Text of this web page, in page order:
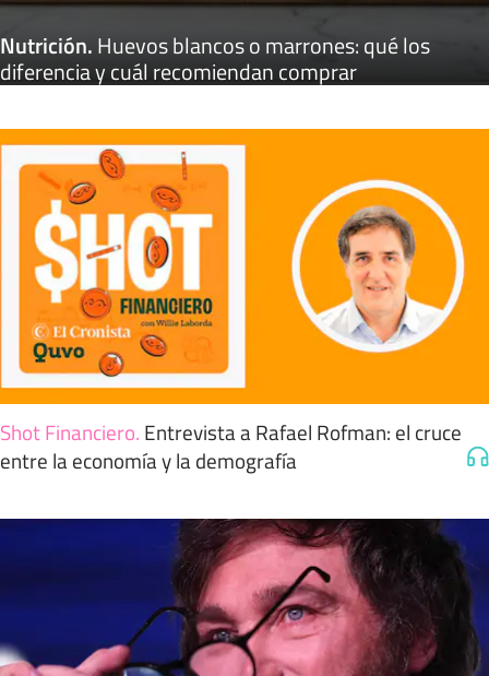
Nutrición.Huevos blancos o marrones: qué los
diferencia y cuál recomiendan comprar
Shot Financiero. Entrevista a Rafael Rofman: el cruce
entre la economía y la demografía